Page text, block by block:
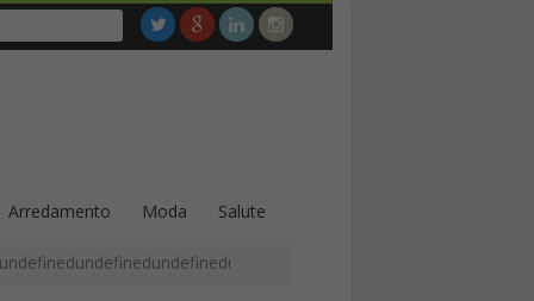
Arredamento Moda Salute